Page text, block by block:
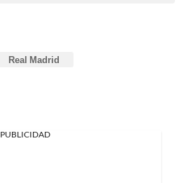
Real Madrid
PUBLICIDAD